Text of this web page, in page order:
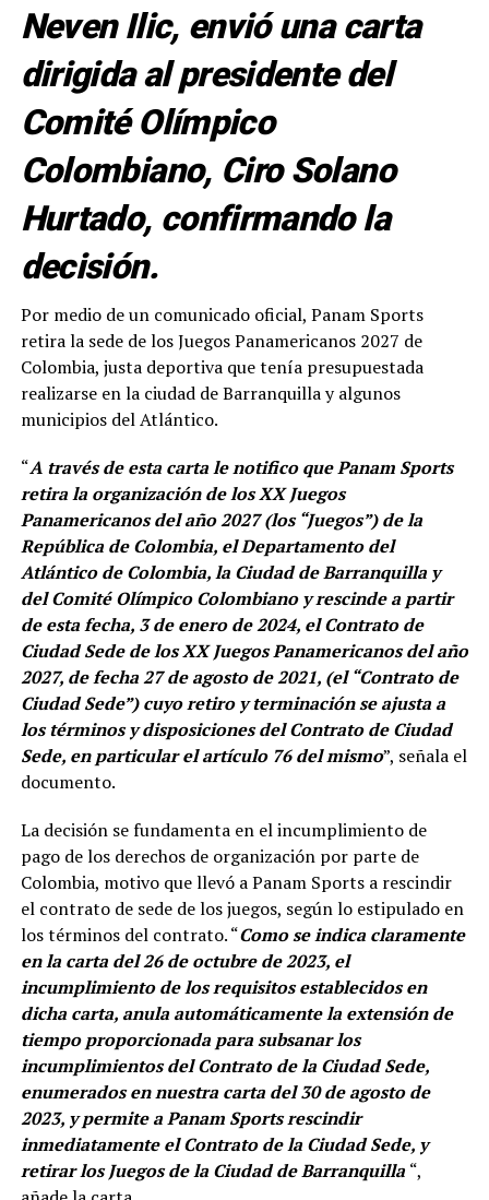
Neven Ilic, envió una carta
dirigida al presidente del
Comité Olímpico
Colombiano, Ciro Solano
Hurtado, confirmando la
decisión.
Por medio de un comunicado oficial, Panam Sports
retira la sede de los Juegos Panamericanos 2027 de
Colombia, justa deportiva que tenía presupuestada
realizarse en la ciudad de Barranquilla y algunos
municipios del Atlántico.
“A través de esta carta le notifico que Panam Sports
retira la organización de los XX Juegos
Panamericanos del año 2027 (los “Juegos”) de la
República de Colombia, el Departamento del
Atlántico de Colombia, la Ciudad de Barranquilla y
del Comité Olímpico Colombiano y rescinde a partir
de esta fecha, 3 de enero de 2024, el Contrato de
Ciudad Sede de los XX Juegos Panamericanos del año
2027, de fecha 27 de agosto de 2021, (el “Contrato de
Ciudad Sede”) cuyo retiro y terminación se ajusta a
los términos y disposiciones del Contrato de Ciudad
Sede, en particular el artículo 76 del mismo”, señala el
documento.
La decisión se fundamenta en el incumplimiento de
pago de los derechos de organización por parte de
Colombia, motivo que llevó a Panam Sports a rescindir
el contrato de sede de los juegos, según lo estipulado en
los términos del contrato. “Como se indica claramente
en la carta del 26 de octubre de 2023, el
incumplimiento de los requisitos establecidos en
dicha carta, anula automáticamente la extensión de
tiempo proporcionada para subsanar los
incumplimientos del Contrato de la Ciudad Sede,
enumerados en nuestra carta del 30 de agosto de
2023, y permite a Panam Sports rescindir
inmediatamente el Contrato de la Ciudad Sede, y
retirar los Juegos de la Ciudad de Barranquilla “,